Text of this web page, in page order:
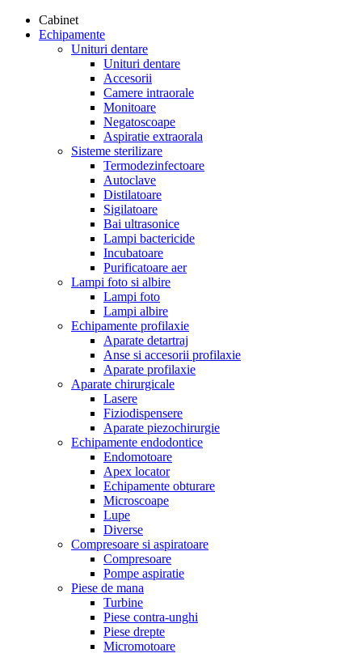
Cabinet
Echipamente
Unituri dentare
Unituri dentare
Accesorii
Camere intraorale
Monitoare
Negatoscoape
Aspiratie extraorala
Sisteme sterilizare
Termodezinfectoare
Autoclave
Distilatoare
Sigilatoare
Bai ultrasonice
Lampi bactericide
Incubatoare
Purificatoare aer
Lampi foto si albire
Lampi foto
Lampi albire
Echipamente profilaxie
Aparate detartraj
Anse si accesorii profilaxie
Aparate profilaxie
Aparate chirurgicale
Lasere
Fiziodispensere
Aparate piezochirurgie
Echipamente endodontice
Endomotoare
Apex locator
Echipamente obturare
Microscoape
Lupe
Diverse
Compresoare si aspiratoare
Compresoare
Pompe aspiratie
Piese de mana
Turbine
Piese contra-unghi
Piese drepte
Micromotoare